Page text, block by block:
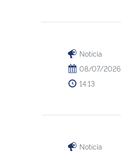
Notícia
08/07/2026
14:13
Notícia